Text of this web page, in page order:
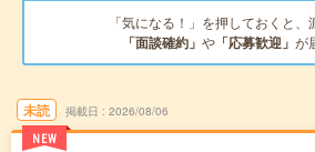
「気になる！」を押しておくと、
「面談確約」 や 「応募歓迎」 が
未読
NEW
掲載日 2026/08/06